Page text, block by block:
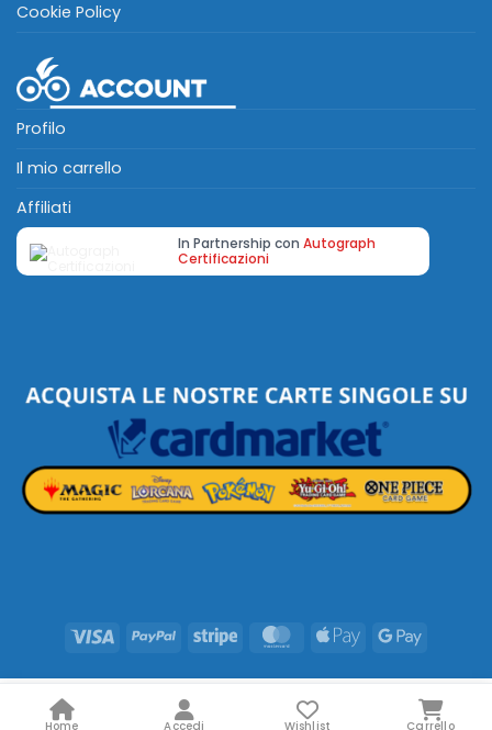
Cookie Policy
Profilo
Il mio carrello
Affiliati
In Partnership con Autograph
Certificazioni
Visa PayPal Stripe MasterCard
Apple
Google
Home Accedi Wishlist Carrello